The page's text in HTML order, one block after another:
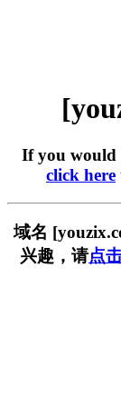
If you would
click here
域名
兴趣，请点